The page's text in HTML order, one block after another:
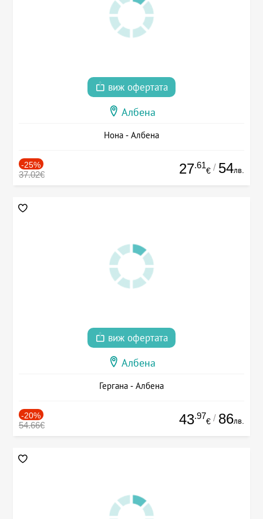
виж офертата
Албена
Нона - Албена
-25%
37.02€ 27.61
€ / 54лв.
виж офертата
Албена
Гергана - Албена
-20%
54.66€ 43.97
€ / 86лв.